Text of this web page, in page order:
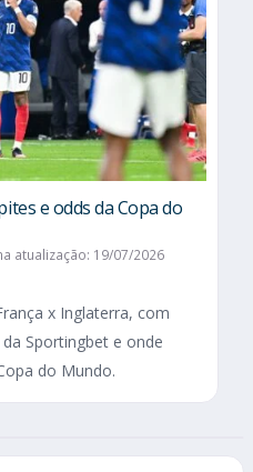
e odds da Copa do
atualização: 19/07/2026
x Inglaterra, com
Sportingbet e onde
do Mundo.